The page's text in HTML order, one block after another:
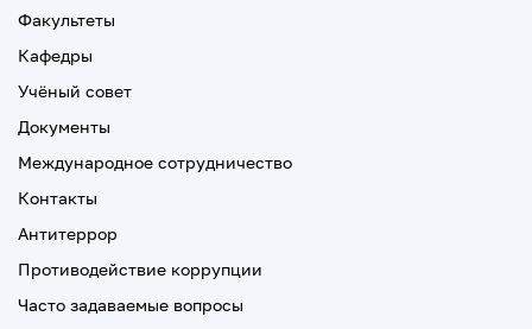
Факультеты
Кафедры
Учёный совет
Документы
Международное сотрудничество
Контакты
Антитеррор
Противодействие коррупции
Часто задаваемые вопросы